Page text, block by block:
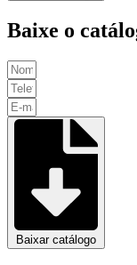
Baixe o
Baixar catálogo